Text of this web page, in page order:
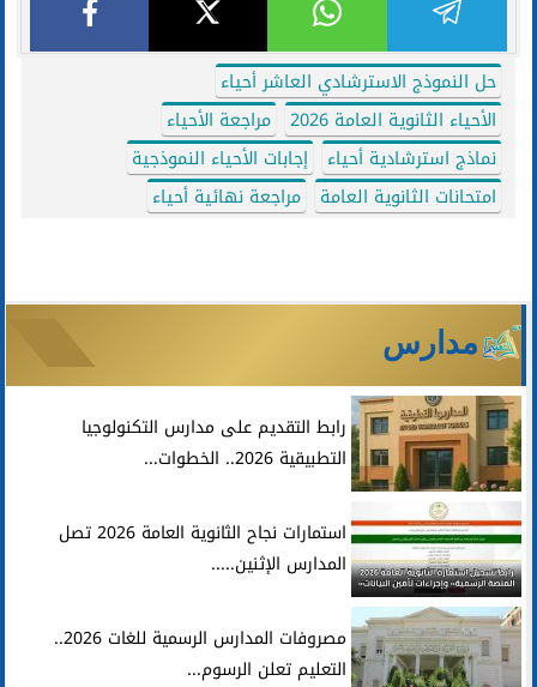
حل النموذج الاسترشادي العاشر أحياء
الأحياء الثانوية العامة 2026
مراجعة الأحياء
نماذج استرشادية أحياء
إجابات الأحياء النموذجية
امتحانات الثانوية العامة
مراجعة نهائية أحياء
مدارس
رابط التقديم على مدارس التكنولوجيا
التطبيقية 2026.. الخطوات...
استمارات نجاح الثانوية العامة 2026 تصل
المدارس الإثنين.....
مصروفات المدارس الرسمية للغات 2026..
التعليم تعلن الرسوم...